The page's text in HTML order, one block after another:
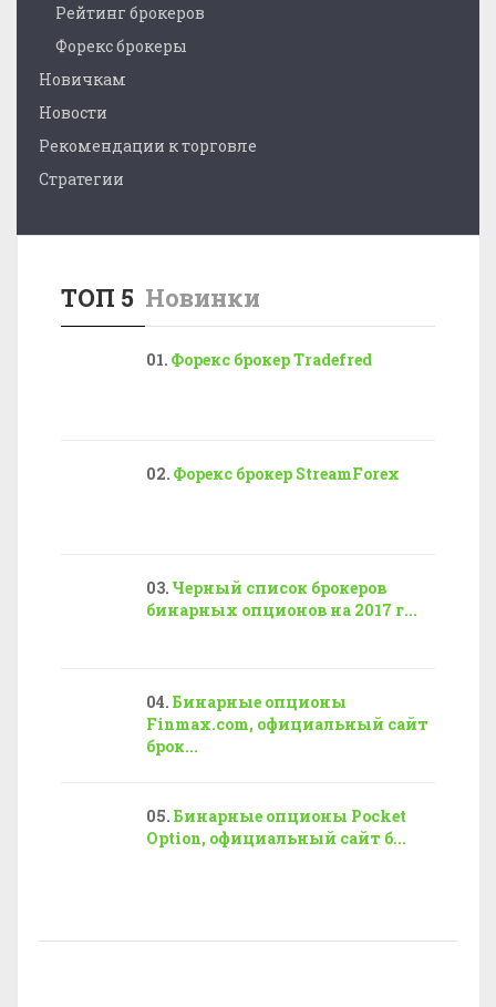
Рейтинг брокеров
Форекс брокеры
Новичкам
Новости
Рекомендации к торговле
Стратегии
ТОП 5 Новинки
Форекс брокер Tradefred
Форекс брокер StreamForex
Черный список брокеров
бинарных опционов на 2017 г...
Бинарные опционы
Finmax.com, официальный сайт
брок...
Бинарные опционы Pocket
Option, официальный сайт б...